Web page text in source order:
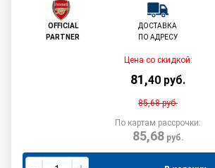
OFFICIAL
PARTNER
ДОСТАВКА
ПО АДРЕСУ
Цена со скидкой:
81,40 руб.
85,68руб.
По картам рассрочки:
85,68руб.